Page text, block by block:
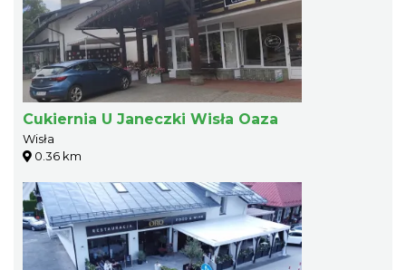
Cukiernia U Janeczki Wisła Oaza
Wisła
0.36 km